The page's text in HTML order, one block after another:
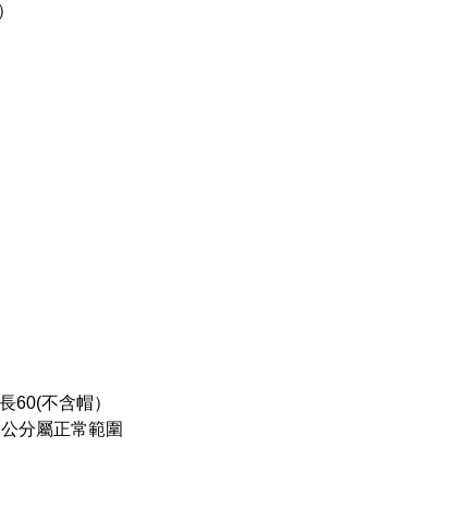
60(不含帽）
分屬正常範圍